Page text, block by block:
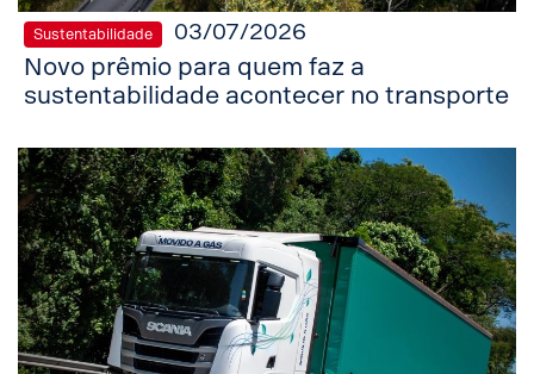
Sustentabilidade 03/07/2026
Novo prêmio para quem faz a
sustentabilidade acontecer no transporte